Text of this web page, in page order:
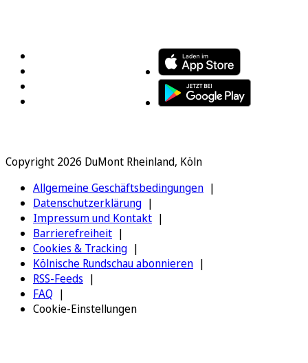
Copyright 2026 DuMont Rheinland, Köln
Allgemeine Geschäftsbedingungen
Datenschutzerklärung
Impressum und Kontakt
Barrierefreiheit
Cookies & Tracking
Kölnische Rundschau abonnieren
RSS-Feeds
FAQ
Cookie-Einstellungen